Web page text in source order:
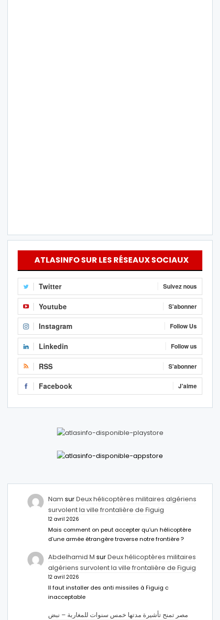
ATLASINFO SUR LES RÉSEAUX SOCIAUX
Twitter Suivez nous
Youtube S'abonner
Instagram Follow Us
Linkedin Follow us
RSS S'abonner
Facebook J'aime
Nam surDeux hélicoptères militaires algériens
survolent la ville frontalière de Figuig
12 avril 2026
Mais comment on peut accepter qu’un hélicoptère
d’une armée étrangère traverse notre frontière ?
Abdelhamid M surDeux hélicoptères militaires
algériens survolent la ville frontalière de Figuig
12 avril 2026
Il faut installer des anti missiles à Figuig c
inacceptable
مصر تمنح تأشيرة مدتها خمس سنوات للمغاربة – نبض